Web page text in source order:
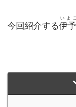
今回紹介する伊
いよ